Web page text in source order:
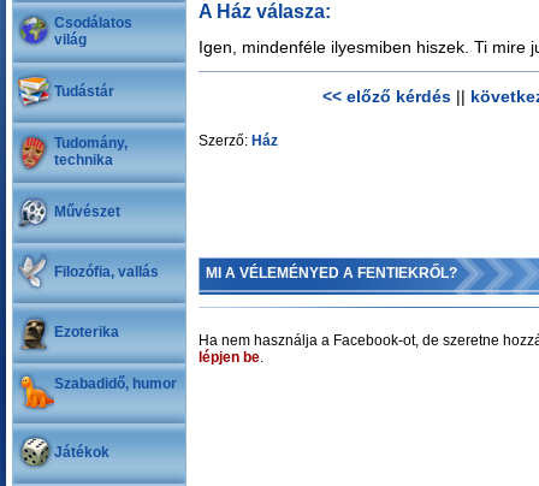
Csodálatos
világ
Tudástár
Tudomány,
technika
Művészet
Filozófia, vallás
Ezoterika
Szabadidő, humor
Játékok
A Ház válasza:
Igen, mindenféle ilyesmiben hiszek. Ti mire
<< előző kérdés||
Szerző: Ház
MI A VÉLEMÉNYED A FENTIEKRŐL?
Ha nem használja a Facebook-ot, de szeretne
lépjen be.